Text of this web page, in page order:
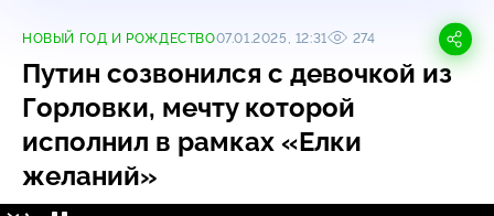
НОВЫЙ ГОД И РОЖДЕСТВО07.01.2025, 12:31 274
Путин созвонился с девочкой из
Горловки, мечту которой
исполнил в рамках «Елки
желаний»